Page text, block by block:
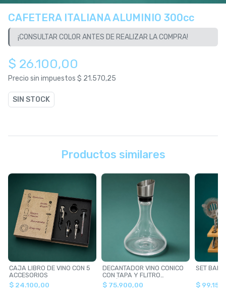
CAFETERA ITALIANA ALUMINIO 300cc
¡CONSULTAR COLOR ANTES DE REALIZAR LA COMPRA!
$ 26.100,00
Precio sin impuestos $ 21.570,25
SIN STOCK
Productos similares
CAJA LIBRO DE VINO CON 5
ACCESORIOS
$ 24.100,00
DECANTADOR VINO CONICO
CON TAPA Y FLITRO
METÁLICA
$ 75.900,00
SET
$